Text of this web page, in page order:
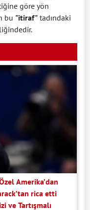
göre yön
bu "itiraf" tadındaki
Amerika’dan
rica etti
ve Tartışmalı